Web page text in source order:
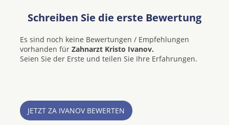
Schreiben Sie die erste Bewertung
Es sind noch keine Bewertungen / Empfehlungen
vorhanden für Zahnarzt Kristo Ivanov.
Seien Sie der Erste und teilen Sie Ihre Erfahrungen.
JETZT ZA IVANOV BEWERTEN